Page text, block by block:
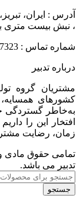
آدرس : ایران،
، نبش بیست
شماره تماس : 35257323 – 041 ، 35258323 – 041
درباره تدبیر
مشتریان گروه
کشورهای
به‌خاطر گستردگی
افتخار این را
زمان، رضایت
تمامی حقوق مادی
تدبیر می باشد.
جستجو